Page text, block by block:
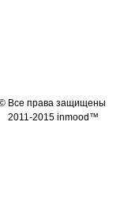
Все права защищены
2011-2015 inmood™